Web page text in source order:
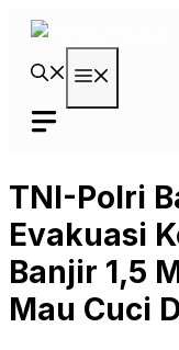
Langsung
TNI-Polri
Evakuasi
Banjir 1,5
Mau Cuci